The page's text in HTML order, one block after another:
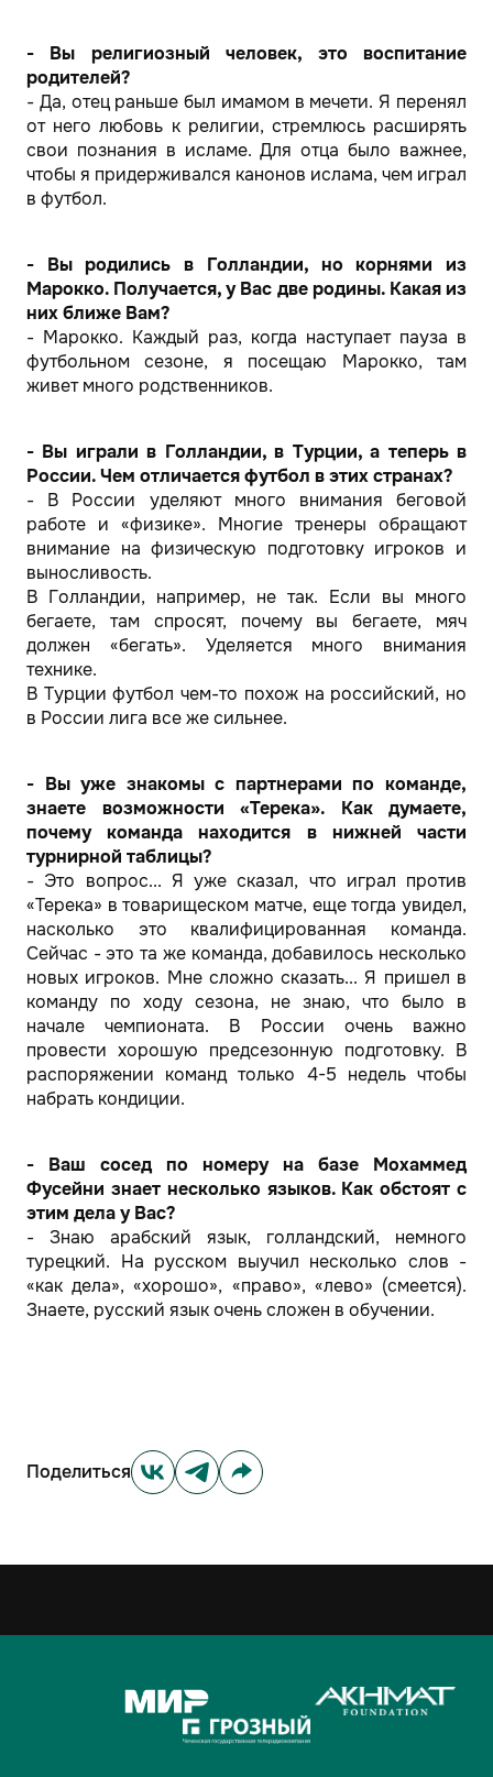
- Вы религиозный человек, это воспитание
родителей?
- Да, отец раньше был имамом в мечети. Я перенял
от него любовь к религии, стремлюсь расширять
свои познания в исламе. Для отца было важнее,
чтобы я придерживался канонов ислама, чем играл
в футбол.
- Вы родились в Голландии, но корнями из
Марокко. Получается, у Вас две родины. Какая из
них ближе Вам?
- Марокко. Каждый раз, когда наступает пауза в
футбольном сезоне, я посещаю Марокко, там
живет много родственников.
- Вы играли в Голландии, в Турции, а теперь в
России. Чем отличается футбол в этих странах?
- В России уделяют много внимания беговой
работе и «физике». Многие тренеры обращают
внимание на физическую подготовку игроков и
выносливость.
В Голландии, например, не так. Если вы много
бегаете, там спросят, почему вы бегаете, мяч
должен «бегать». Уделяется много внимания
технике.
В Турции футбол чем-то похож на российский, но
в России лига все же сильнее.
- Вы уже знакомы с партнерами по команде,
знаете возможности «Терека». Как думаете,
почему команда находится в нижней части
турнирной таблицы?
- Это вопрос... Я уже сказал, что играл против
«Терека» в товарищеском матче, еще тогда увидел,
насколько это квалифицированная команда.
Сейчас - это та же команда, добавилось несколько
новых игроков. Мне сложно сказать... Я пришел в
команду по ходу сезона, не знаю, что было в
начале чемпионата. В России очень важно
провести хорошую предсезонную подготовку. В
распоряжении команд только 4-5 недель чтобы
набрать кондиции.
- Ваш сосед по номеру на базе Мохаммед
Фусейни знает несколько языков. Как обстоят с
этим дела у Вас?
- Знаю арабский язык, голландский, немного
турецкий. На русском выучил несколько слов -
«как дела», «хорошо», «право», «лево» (смеется).
Знаете, русский язык очень сложен в обучении.
Поделиться